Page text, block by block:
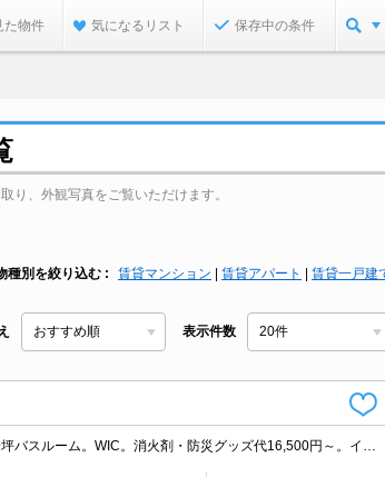
た物件 気になるリスト 保存中の条件
り、外観写真をご覧いただけます。
種別を絞り込む 賃貸マンション 賃貸アパート 賃貸一戸建
表示件数